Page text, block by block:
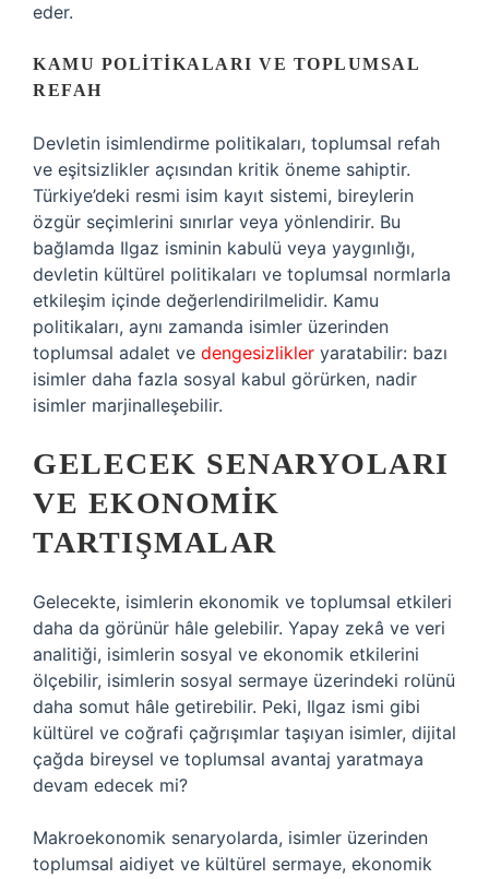
eder.
KAMU POLITIKALARI VE TOPLUMSAL
REFAH
Devletin isimlendirme politikaları, toplumsal refah
ve eşitsizlikler açısından kritik öneme sahiptir.
Türkiye’deki resmi isim kayıt sistemi, bireylerin
özgür seçimlerini sınırlar veya yönlendirir. Bu
bağlamda Ilgaz isminin kabulü veya yaygınlığı,
devletin kültürel politikaları ve toplumsal normlarla
etkileşim içinde değerlendirilmelidir. Kamu
politikaları, aynı zamanda isimler üzerinden
toplumsal adalet ve dengesizlikler yaratabilir: bazı
isimler daha fazla sosyal kabul görürken, nadir
isimler marjinalleşebilir.
GELECEK SENARYOLARI
VE EKONOMIK
TARTIŞMALAR
Gelecekte, isimlerin ekonomik ve toplumsal etkileri
daha da görünür hâle gelebilir. Yapay zekâ ve veri
analitiği, isimlerin sosyal ve ekonomik etkilerini
ölçebilir, isimlerin sosyal sermaye üzerindeki rolünü
daha somut hâle getirebilir. Peki, Ilgaz ismi gibi
kültürel ve coğrafi çağrışımlar taşıyan isimler, dijital
çağda bireysel ve toplumsal avantaj yaratmaya
devam edecek mi?
Makroekonomik senaryolarda, isimler üzerinden
toplumsal aidiyet ve kültürel sermaye, ekonomik